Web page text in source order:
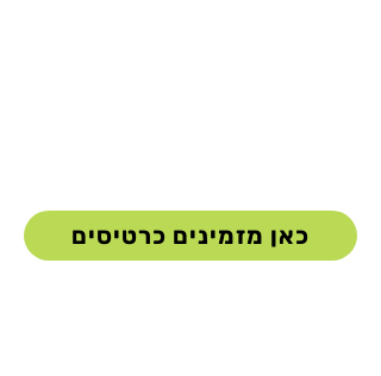
כאן מזמינים כרטיסים